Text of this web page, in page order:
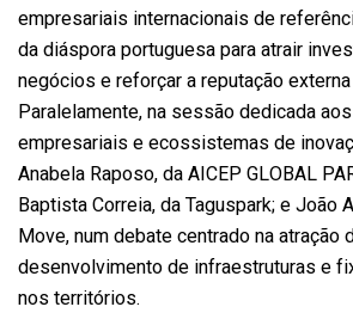
empresariais internacionais de
da diáspora portuguesa para atrair
negócios e reforçar a reputação
Paralelamente, na sessão dedicada
empresariais e ecossistemas de
Anabela Raposo, da AICEP GLOBAL
Baptista Correia, da Taguspark; e João
Move, num debate centrado na atração
desenvolvimento de infraestruturas e
nos territórios.